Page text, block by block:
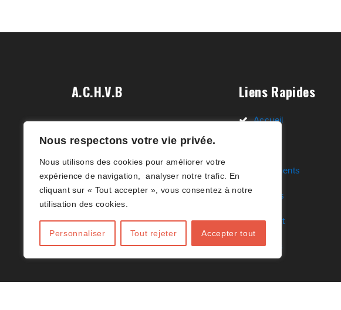
Nous respectons votre vie privée.
Nous utilisons des cookies pour améliorer votre
expérience de navigation, analyser notre trafic. En
cliquant sur « Tout accepter », vous consentez à notre
utilisation des cookies.
Personnaliser Tout rejeter Accepter tout
A.C.H.V.B
des Clubs de Volley-ball en Hainaut
(B)(ACHVB). Votre destination en
ligne dédiée à tout ce qui concerne
Liens Rapides
Accueil
Documents
Articles
Contact
Jeunes